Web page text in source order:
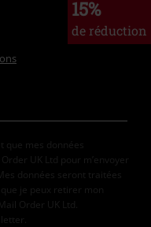
15%
de réduction
que mes données
UK Ltd pour m’envoyer
données seront traitées
que je peux retirer mon
Order UK Ltd.